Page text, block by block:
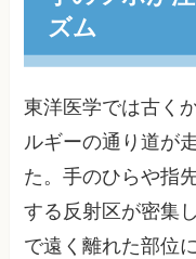
ズム
東洋医学では古く
ルギーの通り道が
た。手のひらや指
する反射区が密集
で遠く離れた部位